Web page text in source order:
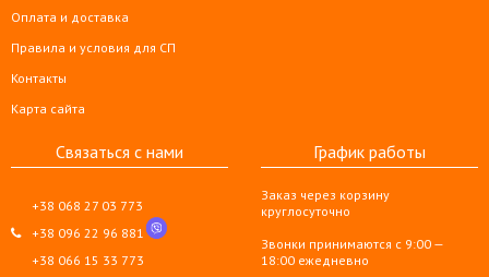
Оплата и доставка
Правила и условия для СП
Контакты
Карта сайта
Связаться с нами
+38 068 27 03 773
+38 096 22 96 881
+38 066 15 33 773
График работы
Заказ через корзину
круглосуточно
Звонки принимаются с 9:00 —
18:00 ежедневно